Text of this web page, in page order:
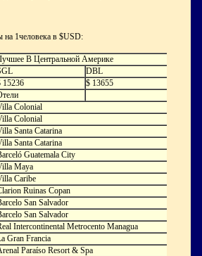
1человека в $USD:
В Центральной Америке
DBL
15236
$ 13655
Colonial
Colonial
Santa Catarina
Santa Catarina
Guatemala City
Maya
Caribe
Ruinas Copan
San Salvador
San Salvador
Intercontinental Metrocento Managua
Gran Francia
Paraíso Resort & Spa